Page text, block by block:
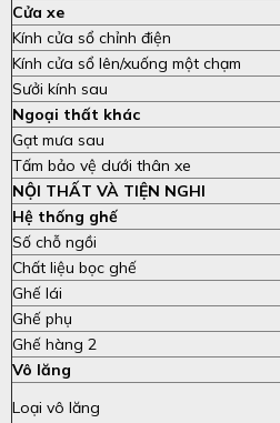
Cửa xe
Kính cửa sổ chỉnh điện
Kính cửa sổ lên/xuống một chạm
Sưởi kính sau
Ngoại thất khác
Gạt mưa sau
Tấm bảo vệ dưới thân xe
NỘI THẤT VÀ TIỆN NGHI
Hệ thống ghế
Số chỗ ngồi
Chất liệu bọc ghế
Ghế lái
Ghế phụ
Ghế hàng 2
Vô lăng
Loại vô lăng